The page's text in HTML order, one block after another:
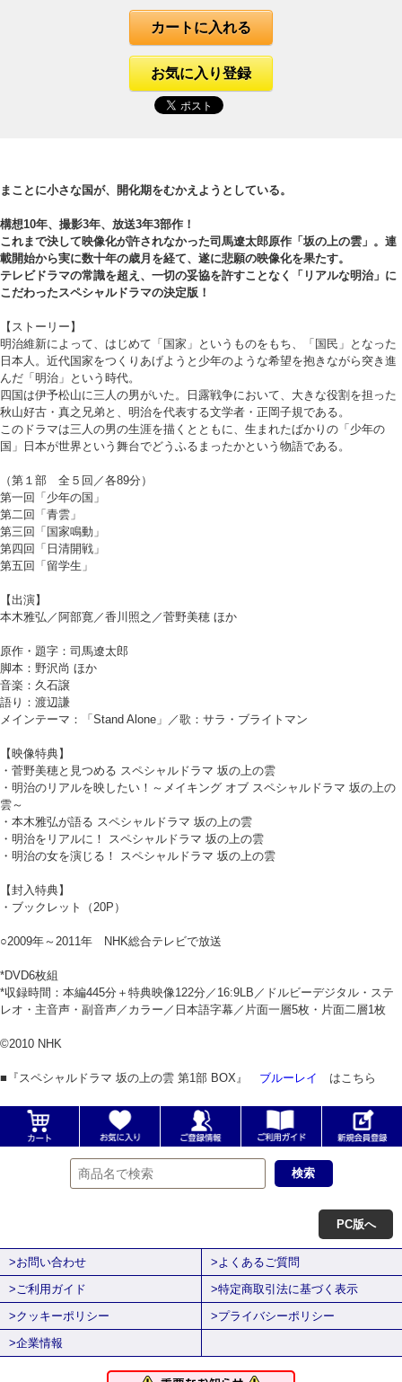
カートに入れる
お気に入り登録
まことに小さな国が、開化期をむかえようとしている。
構想10年、撮影3年、放送3年3部作！
これまで決して映像化が許されなかった司馬遼太郎原作「坂の上の雲」。連
載開始から実に数十年の歳月を経て、遂に悲願の映像化を果たす。
テレビドラマの常識を超え、一切の妥協を許すことなく「リアルな明治」に
こだわったスペシャルドラマの決定版！
【ストーリー】
明治維新によって、はじめて「国家」というものをもち、「国民」となった
日本人。近代国家をつくりあげようと少年のような希望を抱きながら突き進
んだ「明治」という時代。
四国は伊予松山に三人の男がいた。日露戦争において、大きな役割を担った
秋山好古・真之兄弟と、明治を代表する文学者・正岡子規である。
このドラマは三人の男の生涯を描くとともに、生まれたばかりの「少年の
国」日本が世界という舞台でどうふるまったかという物語である。
（第１部 全５回／各89分）
第一回「少年の国」
第二回「青雲」
第三回「国家鳴動」
第四回「日清開戦」
第五回「留学生」
【出演】
本木雅弘／阿部寛／香川照之／菅野美穂 ほか
原作・題字：司馬遼太郎
脚本：野沢尚 ほか
音楽：久石譲
語り：渡辺謙
メインテーマ：「Stand Alone」／歌：サラ・ブライトマン
【映像特典】
・菅野美穂と見つめる スペシャルドラマ 坂の上の雲
・明治のリアルを映したい！～メイキング オブ スペシャルドラマ 坂の上の
雲～
・本木雅弘が語る スペシャルドラマ 坂の上の雲
・明治をリアルに！ スペシャルドラマ 坂の上の雲
・明治の女を演じる！ スペシャルドラマ 坂の上の雲
【封入特典】
・ブックレット（20P）
○2009年～2011年 NHK総合テレビで放送
*DVD6枚組
*収録時間：本編445分＋特典映像122分／16:9LB／ドルビーデジタル・ステ
レオ・主音声・副音声／カラー／日本語字幕／片面一層5枚・片面二層1枚
©2010 NHK
■『スペシャルドラマ 坂の上の雲 第1部 BOX』 ブルーレイ はこちら
PC版へ
>お問い合わせ
>よくあるご質問
>ご利用ガイド
>特定商取引法に基づく表示
>クッキーポリシー
>プライバシーポリシー
>企業情報